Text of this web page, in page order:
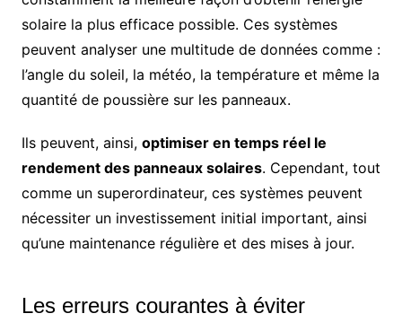
solaire la plus efficace possible. Ces systèmes
peuvent analyser une multitude de données comme :
l’angle du soleil, la météo, la température et même la
quantité de poussière sur les panneaux.
Ils peuvent, ainsi, optimiser en temps réel le
rendement des panneaux solaires. Cependant, tout
comme un superordinateur, ces systèmes peuvent
nécessiter un investissement initial important, ainsi
qu’une maintenance régulière et des mises à jour.
Les erreurs courantes à éviter